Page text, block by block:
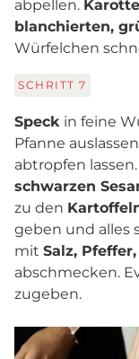
abpellen.
blanchierten,
Würfelchen
SCHRITT 7
Speck in feine
Pfanne
abtropfen
schwarzen
zu den
geben und alles
mit Salz,
abschmecken.
zugeben.